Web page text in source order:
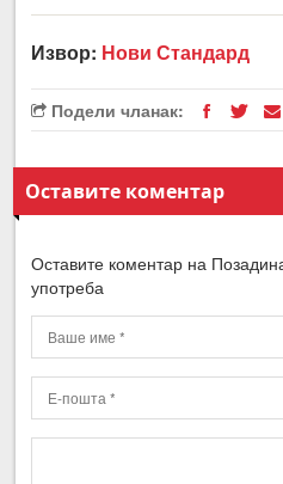
Извор: Нови Стандард
Подели чланак:
Оставите коментар
Оставите коментар на
употреба